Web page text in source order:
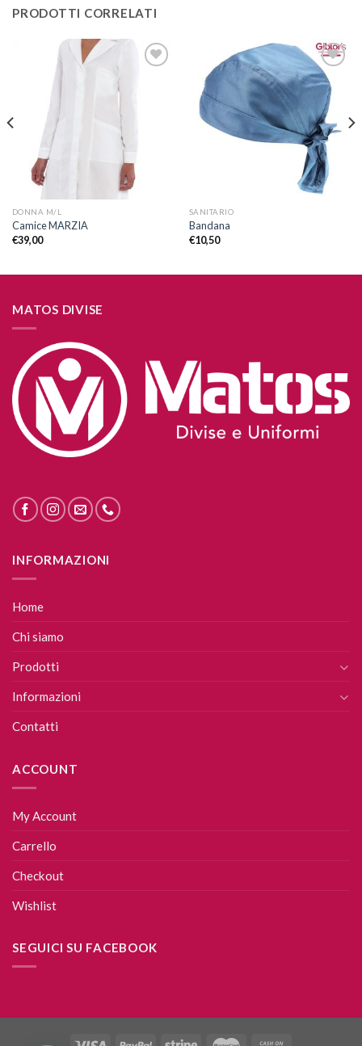
PRODOTTI CORRELATI
DONNA M/L
Camice MARZIA
€39,00
Aggiungi
alla lista
dei
desideri
SANITARIO
Bandana
€10,50
MATOS DIVISE
INFORMAZIONI
Home
Chi siamo
Prodotti
Informazioni
Contatti
ACCOUNT
My Account
Carrello
Checkout
Wishlist
SEGUICI SU FACEBOOK